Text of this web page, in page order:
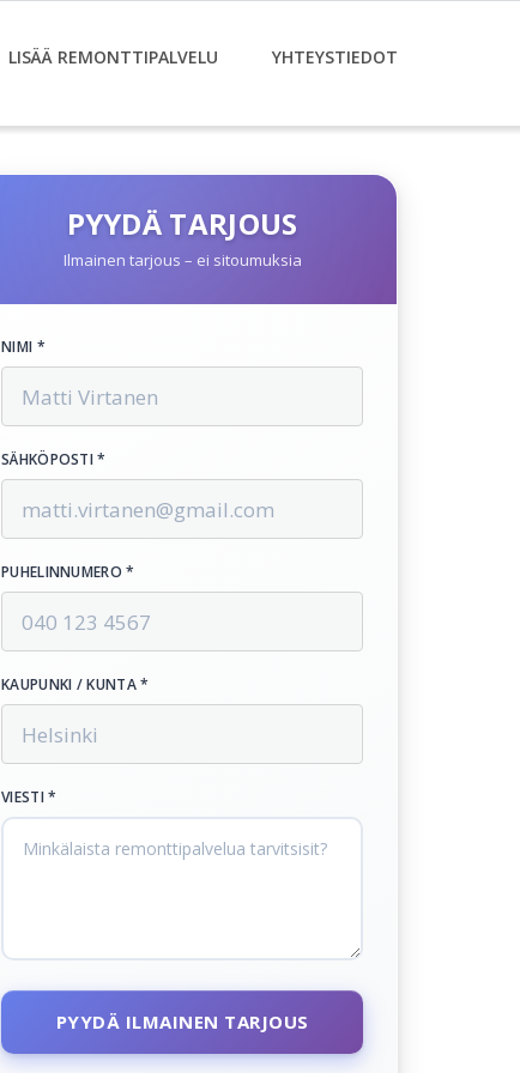
LISÄÄ REMONTTIPALVELU YHTEYSTIEDOT
PYYDÄ TARJOUS
Ilmainen tarjous – ei sitoumuksia
NIMI *
SÄHKÖPOSTI *
PUHELINNUMERO *
KAUPUNKI / KUNTA *
VIESTI *
PYYDÄ ILMAINEN TARJOUS